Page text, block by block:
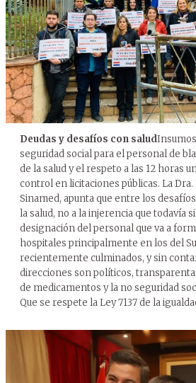
Deudas y desafíos con salud
seguridad social para el personal de
de la salud y el respeto a las 12 horas
control en licitaciones públicas. La Dra.
Sinamed, apunta que entre los
la salud, no a la injerencia que todavía
designación del personal que va a
hospitales principalmente en los del
recientemente culminados, y sin
direcciones son políticos,
de medicamentos y la no seguridad
Que se respete la Ley 7137 de la